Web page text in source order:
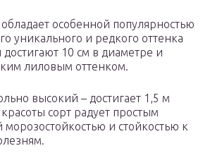
особенной популярностью
уникального и редкого оттенка
10 см в диаметре и
лиловым оттенком.
высокий – достигает 1,5 м
сорт радует простым
и стойкостью к